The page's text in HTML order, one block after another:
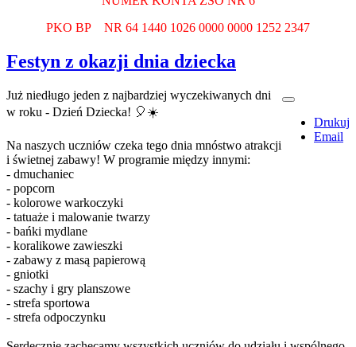
PKO BP NR 64 1440 1026 0000 0000 1252 2347
Festyn z okazji dnia dziecka
Drukuj
Email
Już niedługo jeden z najbardziej wyczekiwanych dni
w roku - Dzień Dziecka! 🎈 ☀️
Na naszych uczniów czeka tego dnia mnóstwo atrakcji
i świetnej zabawy! W programie między innymi:
- dmuchaniec
- popcorn
- kolorowe warkoczyki
- tatuaże i malowanie twarzy
- bańki mydlane
- koralikowe zawieszki
- zabawy z masą papierową
- gniotki
- szachy i gry planszowe
- strefa sportowa
- strefa odpoczynku